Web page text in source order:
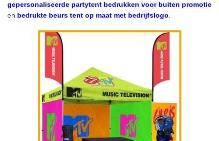
gepersonaliseerde partytent bedrukken voor buiten promotie
en bedrukte beurs tent op maat met bedrijfslogo